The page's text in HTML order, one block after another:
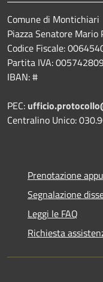
Comune di Montichiari
Piazza Senatore
Codice Fiscale:
Partita IVA:
IBAN: #
PEC:
Centralino Unico:
Prenotazione
Segnalazione
Leggi le FAQ
Richiesta